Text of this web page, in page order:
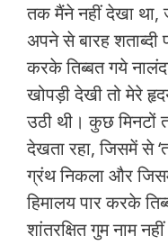
तक मैंने नहीं देखा था,
अपने से बारह शताब्‍दी
करके तिब्‍बत गये
खोपड़ी देखी तो मेरे
उठी थी। कुछ
देखता रहा, जिसमें से
ग्रंथ निकला और
हिमालय पार करके
शांतरक्षित गुम नाम